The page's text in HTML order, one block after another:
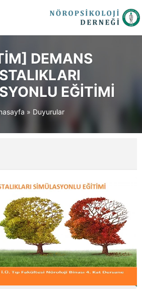
DEMANS
EĞİTİMİ
» Duyurular